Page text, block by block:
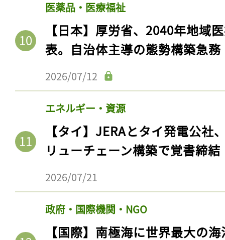
医薬品・医療福祉
【日本】厚労省、2040年地域
表。自治体主導の態勢構築急務
2026/07/12
エネルギー・資源
【タイ】JERAとタイ発電公社
リューチェーン構築で覚書締結
2026/07/21
政府・国際機関・NGO
【国際】南極海に世界最大の